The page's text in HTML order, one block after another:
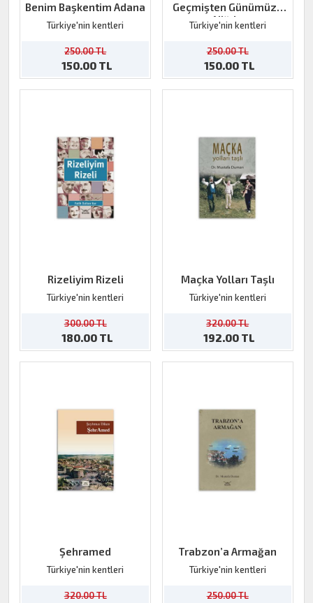
Benim Başkentim Adana
Türkiye'nin kentleri
250.00 TL
150.00 TL
Geçmişten Günümüze
Niğde
Türkiye'nin kentleri
250.00 TL
150.00 TL
Rizeliyim Rizeli
Türkiye'nin kentleri
300.00 TL
180.00 TL
Maçka Yolları Taşlı
Türkiye'nin kentleri
320.00 TL
192.00 TL
Şehramed
Türkiye'nin kentleri
320.00 TL
Trabzon’a Armağan
Türkiye'nin kentleri
250.00 TL